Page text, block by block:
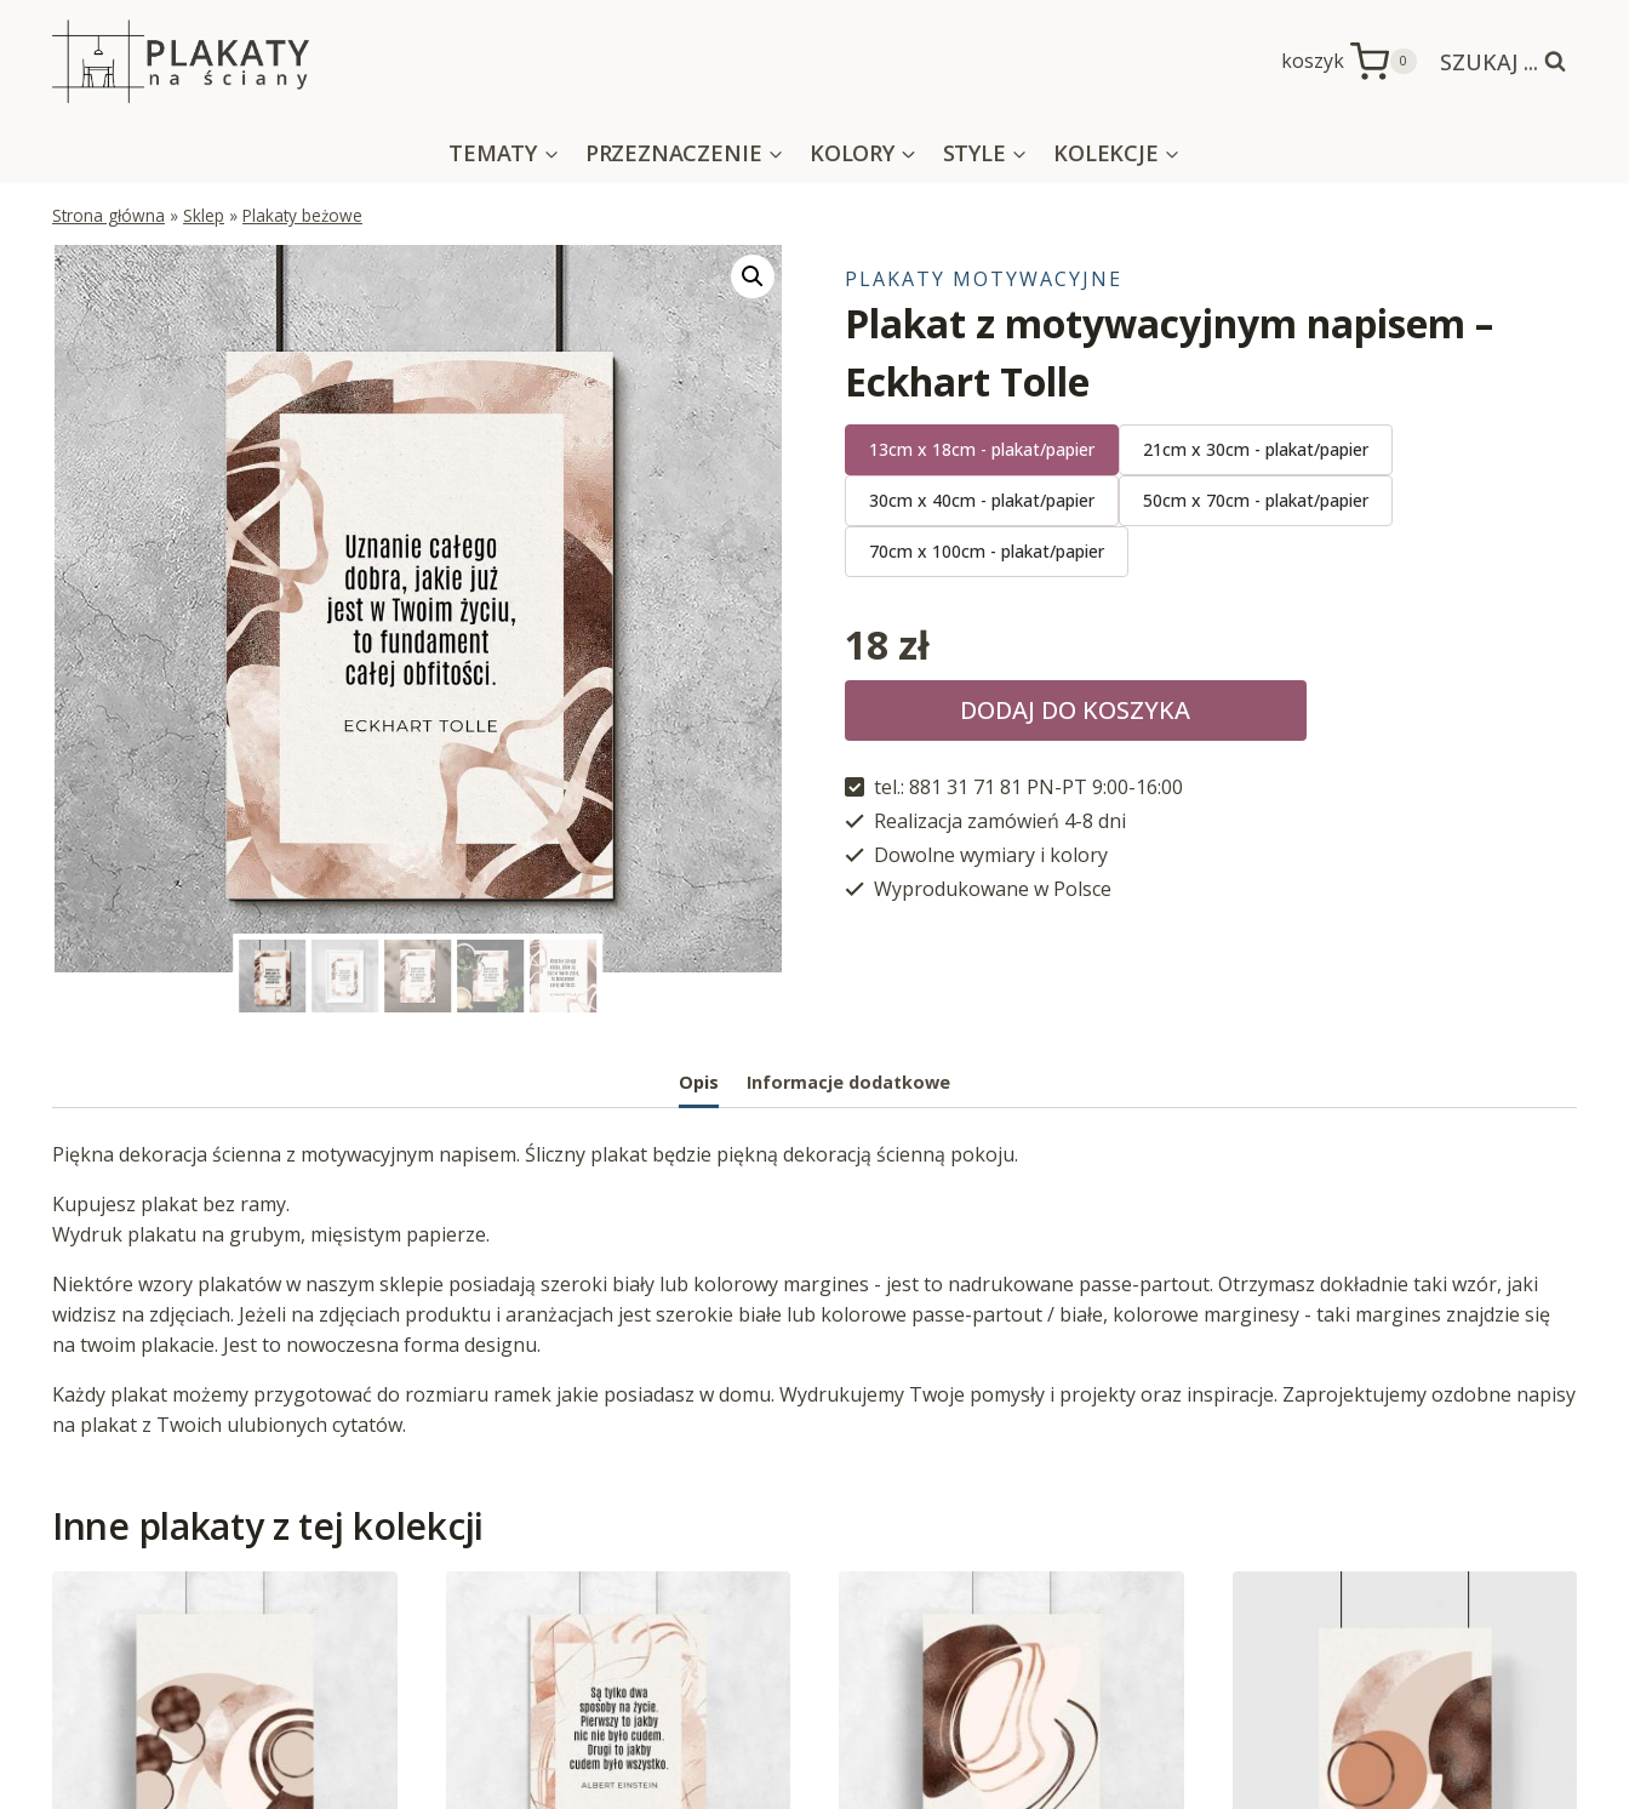
koszyk 0 SZUKAJ ...
TEMATY PRZEZNACZENIE KOLORY STYLE KOLEKCJE
Strona główna » Sklep » Plakaty beżowe
PLAKATY MOTYWACYJNE
Plakat z motywacyjnym napisem –
Eckhart Tolle
13cm x 18cm - plakat/papier 21cm x 30cm - plakat/papier
30cm x 40cm - plakat/papier 50cm x 70cm - plakat/papier
70cm x 100cm - plakat/papier
18 zł
DODAJ DO KOSZYKA
tel.: 881 31 71 81 PN-PT 9:00-16:00
Realizacja zamówień 4-8 dni
Dowolne wymiary i kolory
Wyprodukowane w Polsce
Opis Informacje dodatkowe
Piękna dekoracja ścienna z motywacyjnym napisem. Śliczny plakat będzie piękną dekoracją ścienną pokoju.
Kupujesz plakat bez ramy.
Wydruk plakatu na grubym, mięsistym papierze.
Niektóre wzory plakatów w naszym sklepie posiadają szeroki biały lub kolorowy margines - jest to nadrukowane passe-partout. Otrzymasz dokładnie taki wzór, jaki
widzisz na zdjęciach. Jeżeli na zdjęciach produktu i aranżacjach jest szerokie białe lub kolorowe passe-partout / białe, kolorowe marginesy - taki margines znajdzie się
na twoim plakacie. Jest to nowoczesna forma designu.
Każdy plakat możemy przygotować do rozmiaru ramek jakie posiadasz w domu. Wydrukujemy Twoje pomysły i projekty oraz inspiracje. Zaprojektujemy ozdobne napisy
na plakat z Twoich ulubionych cytatów.
Inne plakaty z tej kolekcji